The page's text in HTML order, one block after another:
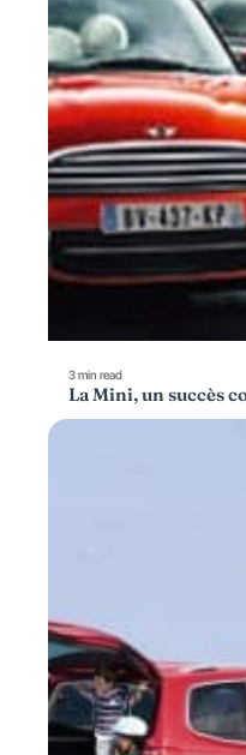
3 min read
La Mini, un succès